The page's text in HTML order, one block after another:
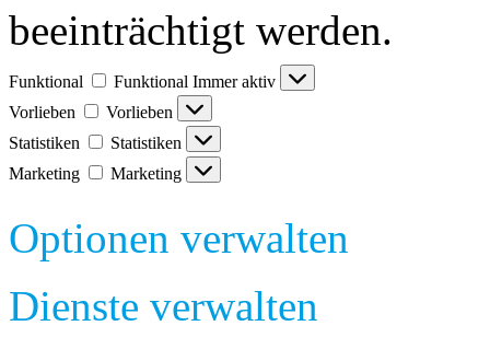
beeinträchtigt werden.
Funktional Funktional Immer aktiv
Vorlieben
Vorlieben
Statistiken
Statistiken
Marketing
Marketing
Optionen verwalten
Dienste verwalten